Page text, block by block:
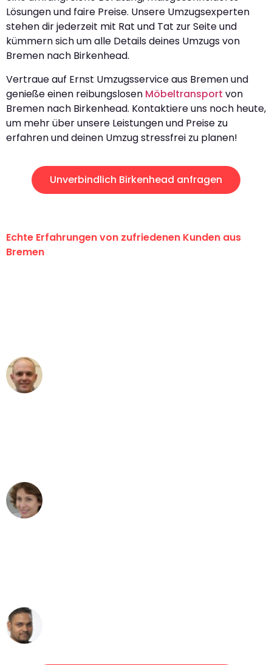
Lösungen und faire Preise. Unsere Umzugsexperten
stehen dir jederzeit mit Rat und Tat zur Seite und
kümmern sich um alle Details deines Umzugs von
Bremen nach Birkenhead.
Vertraue auf Ernst Umzugsservice aus Bremen und
genieße einen reibungslosen Möbeltransport von
Bremen nach Birkenhead. Kontaktiere uns noch heute,
um mehr über unsere Leistungen und Preise zu
erfahren und deinen Umzug stressfrei zu planen!
Unverbindlich Birkenhead anfragen
Echte Erfahrungen von zufriedenen Kunden aus
Bremen